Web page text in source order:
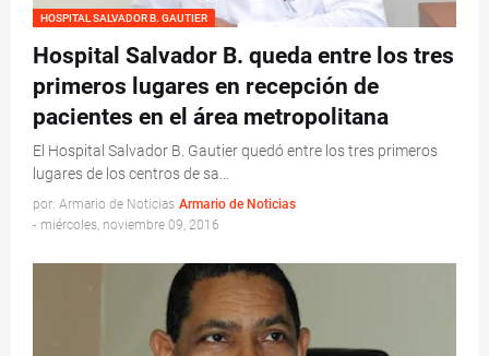
HOSPITAL SALVADOR B. GAUTIER
Hospital Salvador B. queda entre los tres
primeros lugares en recepción de
pacientes en el área metropolitana
El Hospital Salvador B. Gautier quedó entre los tres primeros
lugares de los centros de sa…
por: Armario de Noticias Armario de Noticias
- miércoles, noviembre 09, 2016